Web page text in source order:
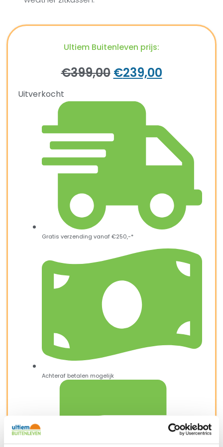
Ultiem Buitenleven prijs:
€399,00 €239,00
Uitverkocht
Gratis verzending vanaf €250,-*
Achteraf betalen mogelijk